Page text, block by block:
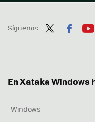
Síguenos
En Xataka Windows
Windows